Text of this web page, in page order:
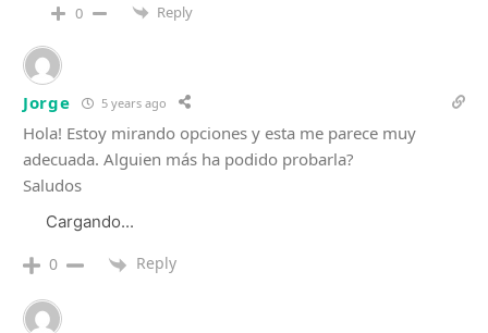
0 Reply
Jorge 5 years ago
Hola! Estoy mirando opciones y esta me parece muy
adecuada. Alguien más ha podido probarla?
Saludos
Cargando...
0 Reply